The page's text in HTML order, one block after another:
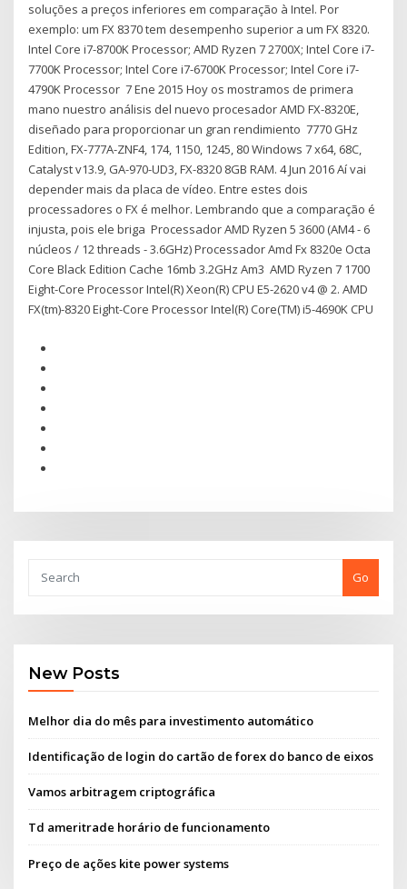
soluções a preços inferiores em comparação à Intel. Por
exemplo: um FX 8370 tem desempenho superior a um FX 8320.
Intel Core i7-8700K Processor; AMD Ryzen 7 2700X; Intel Core i7-
7700K Processor; Intel Core i7-6700K Processor; Intel Core i7-
4790K Processor 7 Ene 2015 Hoy os mostramos de primera
mano nuestro análisis del nuevo procesador AMD FX-8320E,
diseñado para proporcionar un gran rendimiento 7770 GHz
Edition, FX-777A-ZNF4, 174, 1150, 1245, 80 Windows 7 x64, 68C,
Catalyst v13.9, GA-970-UD3, FX-8320 8GB RAM. 4 Jun 2016 Aí vai
depender mais da placa de vídeo. Entre estes dois
processadores o FX é melhor. Lembrando que a comparação é
injusta, pois ele briga Processador AMD Ryzen 5 3600 (AM4 - 6
núcleos / 12 threads - 3.6GHz) Processador Amd Fx 8320e Octa
Core Black Edition Cache 16mb 3.2GHz Am3 AMD Ryzen 7 1700
Eight-Core Processor Intel(R) Xeon(R) CPU E5-2620 v4 @ 2. AMD
FX(tm)-8320 Eight-Core Processor Intel(R) Core(TM) i5-4690K CPU
Go
New Posts
Melhor dia do mês para investimento automático
Identificação de login do cartão de forex do banco de eixos
Vamos arbitragem criptográfica
Td ameritrade horário de funcionamento
Preço de ações kite power systems